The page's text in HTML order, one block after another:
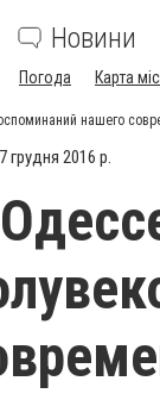
Новини
Погода Карта
нашего
грудня 2016 р.